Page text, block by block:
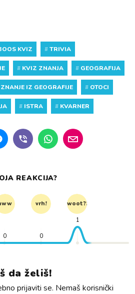
KVIZ #TRIVIA
# KVIZ ZNANJA # GEOGRAFIJA
ZNANJE IZ GEOGRAFIJE # OTOCI
# ISTRA # KVARNER
REAKCIJA?
vrh! woot?!
0 0
1
da želiš!
prijaviti se. Nemaš korisnički